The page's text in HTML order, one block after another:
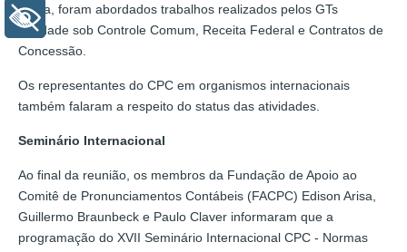
Ainda, foram abordados trabalhos realizados pelos GTs
Entidade sob Controle Comum, Receita Federal e Contratos de
Concessão.
Os representantes do CPC em organismos internacionais
também falaram a respeito do status das atividades.
Seminário Internacional
Ao final da reunião, os membros da Fundação de Apoio ao
Comitê de Pronunciamentos Contábeis (FACPC) Edison Arisa,
Guillermo Braunbeck e Paulo Claver informaram que a
programação do XVII Seminário Internacional CPC - Normas
+ Acessibilidade